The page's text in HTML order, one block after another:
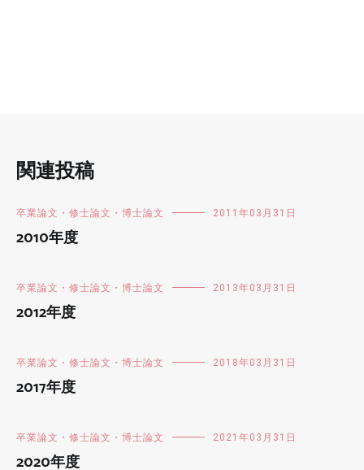
関連投稿
卒業論文・修士論文・博士論文 2011年03月31日
2010年度
卒業論文・修士論文・博士論文 2013年03月31日
2012年度
卒業論文・修士論文・博士論文 2018年03月31日
2017年度
卒業論文・修士論文・博士論文 2021年03月31日
2020年度